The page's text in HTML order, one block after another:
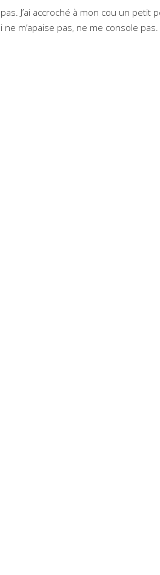
J’ai accroché à mon cou un
m’apaise pas, ne me console pas.